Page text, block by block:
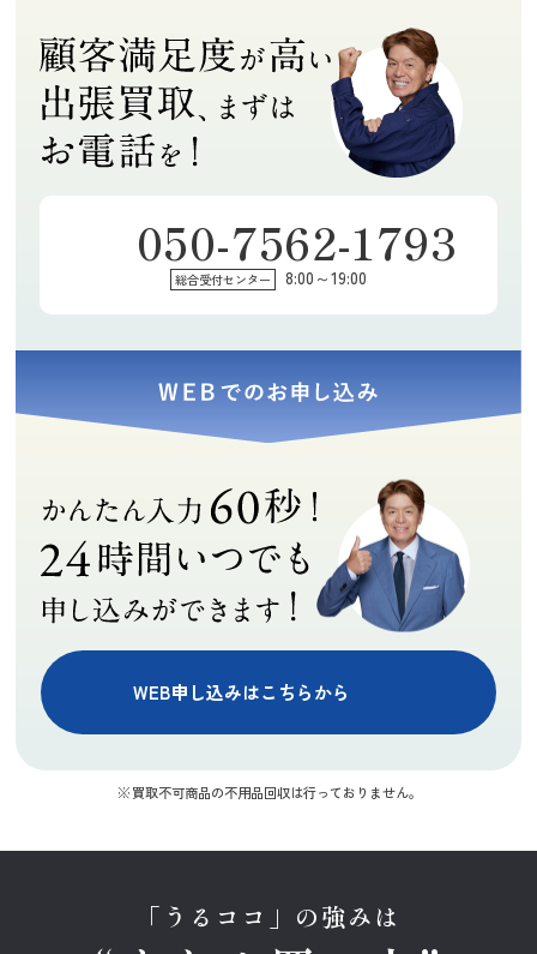
050-7562-1793
総合受付センター 8:00～19:00
WEB申し込みはこちらから
買取不可商品の不用品回収は行っておりません。
「うるココ」の強みは